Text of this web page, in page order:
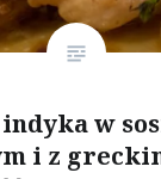
w
i z